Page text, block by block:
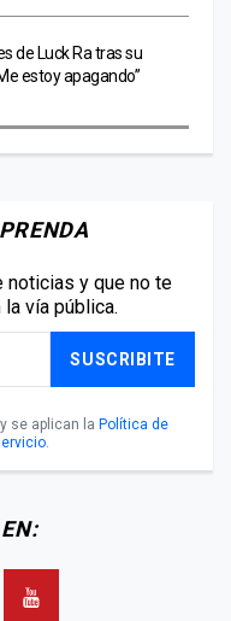
de Luck Ra tras su
estoy apagando”
noticias y que no te
vía pública.
SUSCRIBITE
se aplican la Política de
.